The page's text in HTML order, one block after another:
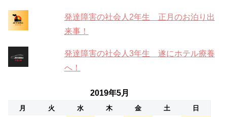
発達障害の社会人2年生 正月のお泊り出
来事！
発達障害の社会人3年生 遂にホテル療養
へ！
2019年5月
月 火 水 木 金 土
日